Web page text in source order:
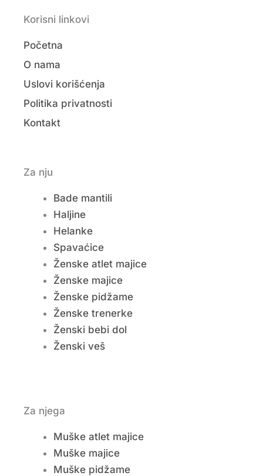
Korisni linkovi
Početna
O nama
Uslovi korišćenja
Politika privatnosti
Kontakt
Za nju
Bade mantili
Haljine
Helanke
Spavaćice
Ženske atlet majice
Ženske majice
Ženske pidžame
Ženske trenerke
Ženski bebi dol
Ženski veš
Za njega
Muške atlet majice
Muške majice
Muške pidžame